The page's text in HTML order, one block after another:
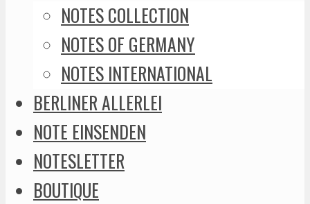
NOTES COLLECTION
NOTES OF GERMANY
NOTES INTERNATIONAL
BERLINER ALLERLEI
NOTE EINSENDEN
NOTESLETTER
BOUTIQUE